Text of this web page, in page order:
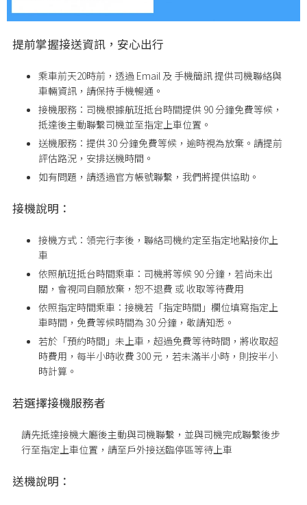
提前掌握接送資訊，安心出行
乘車前天20時前，透過 Email 及 手機簡訊 提供司機聯絡與
車輛資訊，請保持手機暢通。
接機服務：司機根據航班抵台時間提供 90 分鐘免費等候，
抵達後主動聯繫司機並至指定上車位置。
送機服務：提供 30 分鐘免費等候，逾時視為放棄。請提前
評估路況，安排送機時間。
如有問題，請透過官方帳號聯繫，我們將提供協助。
接機說明：
接機方式：領完行李後，聯絡司機約定至指定地點接你上
車
依照航班抵台時間乘車：司機將等候 90 分鐘，若尚未出
關，會視同自願放棄，恕不退費 或 收取等待費用
依照指定時間乘車：接機若「指定時間」欄位填寫指定上
車時間，免費等候時間為 30 分鐘，敬請知悉。
若於「預約時間」未上車，超過免費等待時間，將收取超
時費用，每半小時收費 300 元，若未滿半小時，則按半小
時計算。
若選擇接機服務者
請先抵達接機大廳後主動與司機聯繫，並與司機完成聯繫後步
行至指定上車位置 ，請至戶外接送臨停區等待上車
送機說明：